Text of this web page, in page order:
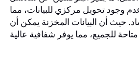
وجود تحويل مركزي للبيانات، مما
حيث أن البيانات المخزنة يمكن أن